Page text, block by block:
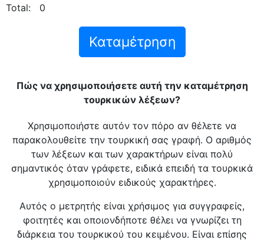
Total: 0
Καταμέτρηση
Πώς να χρησιμοποιήσετε αυτή την καταμέτρηση
τουρκικών λέξεων?
Χρησιμοποιήστε αυτόν τον πόρο αν θέλετε να
παρακολουθείτε την τουρκική σας γραφή. Ο αριθμός
των λέξεων και των χαρακτήρων είναι πολύ
σημαντικός όταν γράφετε, ειδικά επειδή τα τουρκικά
χρησιμοποιούν ειδικούς χαρακτήρες.
Αυτός ο μετρητής είναι χρήσιμος για συγγραφείς,
φοιτητές και οποιονδήποτε θέλει να γνωρίζει τη
διάρκεια του τουρκικού του κειμένου. Είναι επίσης